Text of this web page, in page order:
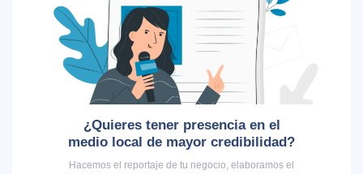
¿Quieres tener presencia en el
medio local de mayor credibilidad?
Hacemos el reportaje de tu negocio, elaboramos el